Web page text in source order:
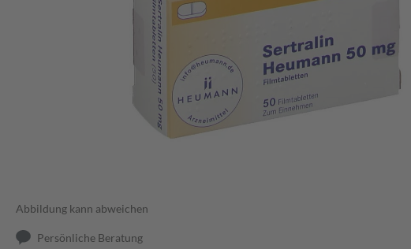
Abbildung kann abweichen
Persönliche Beratung